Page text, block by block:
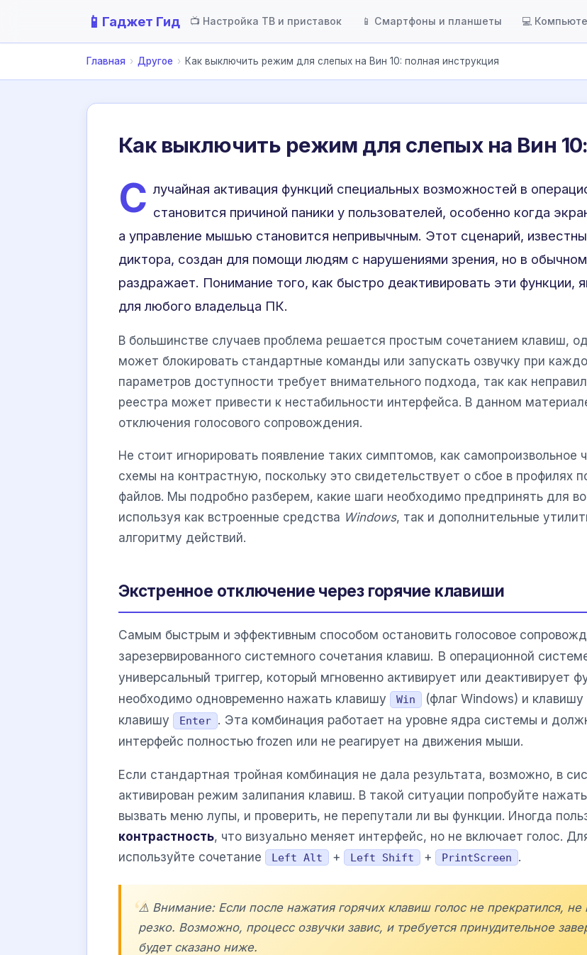
📱 Гаджет Гид 📺 Настройка ТВ и приставок 📱 Смартфоны и планшеты 💻
Главная › Другое › Как выключить режим для слепых на Вин 10: полная инструкция
Как выключить режим для слепых на Вин
С лучайная активация функций специальных возможностей в
становится причиной паники у пользователей, особенно когда
а управление мышью становится непривычным. Этот сценарий,
диктора, создан для помощи людям с нарушениями зрения, но в
раздражает. Понимание того, как быстро деактивировать эти функции,
для любого владельца ПК.
В большинстве случаев проблема решается простым сочетанием клавиш,
может блокировать стандартные команды или запускать озвучку при
параметров доступности требует внимательного подхода, так как
реестра может привести к нестабильности интерфейса. В данном
отключения голосового сопровождения.
Не стоит игнорировать появление таких симптомов, как самопроизвольное
схемы на контрастную, поскольку это свидетельствует о сбое в профилях
файлов. Мы подробно разберем, какие шаги необходимо предпринять для
используя как встроенные средства Windows, так и дополнительные
алгоритму действий.
Экстренное отключение через горячие клавиши
Самым быстрым и эффективным способом остановить голосовое
зарезервированного системного сочетания клавиш. В операционной
универсальный триггер, который мгновенно активирует или деактивирует
необходимо одновременно нажать клавишу
Win (флаг Windows) и клавишу
клавишу
Enter . Эта комбинация работает на уровне ядра системы и
интерфейс полностью frozen или не реагирует на движения мыши.
Если стандартная тройная комбинация не дала результата, возможно, в
активирован режим залипания клавиш. В такой ситуации попробуйте
вызвать меню лупы, и проверить, не перепутали ли вы функции. Иногда
контрастность, что визуально меняет интерфейс, но не включает голос.
используйте сочетание
Left Alt + Left Shift + PrintScreen .
⚠️ Внимание: Если после нажатия горячих клавиш голос не прекратился,
резко. Возможно, процесс озвучки завис, и требуется принудительное
будет сказано ниже.